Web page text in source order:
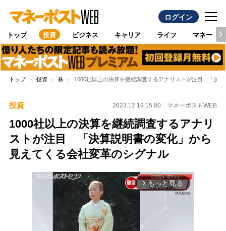
ログイン
トップ 投資 ビジネス キャリア ライフ マネー
トップ 投資 株 1000社以上の決算を継続調査するアナリストが注目 「決
投資 2023.12.19 15:00 マネーポストWEB
1000社以上の決算を継続調査するアナリ
ストが注目 「決算説明書の変化」から
見えてくる会社変革のシグナル
arrow_forward_ios もっと見る